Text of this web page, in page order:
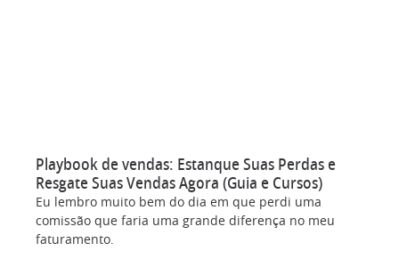
Playbook de vendas: Estanque Suas Perdas e
Resgate Suas Vendas Agora (Guia e Cursos)
Eu lembro muito bem do dia em que perdi uma
comissão que faria uma grande diferença no meu
faturamento.